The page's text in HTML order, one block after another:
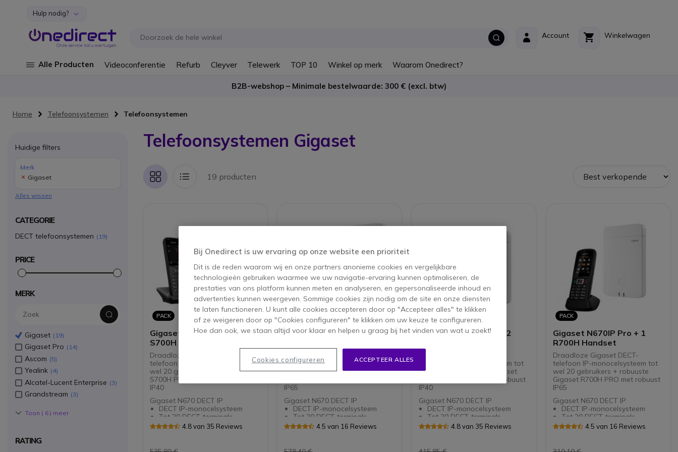
Ga naar de inhoud
Hulp nodig?
Winkelwagen
Account
Alle Producten Videoconferentie Refurb Cleyver Telewerk TOP 10 Winkel op merk Waarom Onedirect?
B2B-webshop – Minimale bestelwaarde: 300 € (excl. btw)
Home Telefoonsystemen Telefoonsystemen
Telefoonsystemen Gigaset
Foto- Lijst 19 producten
PACK
Gigaset N670IP Pro + 3
S700H Handsets
Draadloze Gigaset DECT-
telefoon IP-monocelsysteem tot
wel 20 gebruikers + 3 Gigaset
S700H Pro Bluetooth en robuust
IP40
Gigaset N670 DECT IP
DECT IP-monocelsysteem
Tot 20 DECT-terminals
Tot 8 gelijktijdige
applicaties en gegevens
4.8 van 35 Reviews
Gigaset N670IP Pro + 3
Draadloze Gigaset DECT-
telefoon IP-monocelsysteem tot
wel 20 gebruikers + 3 robuuste
IP65
Gigaset N670 DECT IP
DECT IP-monocelsysteem
Tot 20 DECT-terminals
Tot 8 gelijktijdige
applicaties en gegevens
4.5 van 16 Reviews
Gigaset N670IP Pro + 2
telefoon IP-monocelsysteem tot
wel 20 gebruikers + 2 Gigaset
S700H Pro Bluetooth en robuust
IP40
Gigaset N670 DECT IP
DECT IP-monocelsysteem
Tot 20 DECT-terminals
Tot 8 gelijktijdige
applicaties en gegevens
4.8 van 35 Reviews
PACK
Gigaset N670IP Pro + 1
R700H Handset
Draadloze Gigaset DECT-
telefoon IP-monocelsysteem tot
wel 20 gebruikers + robuuste
Gigaset R700H PRO met robuust
IP65
Gigaset N670 DECT IP
DECT IP-monocelsysteem
Tot 20 DECT-terminals
Tot 8 gelijktijdige
applicaties en gegevens
4.5 van 16 Reviews
Huidige filters
Merk
Gigaset
Alles wissen
CATEGORIE
DECT telefoonsystemen 19
PRICE
MERK
Gigaset 19
Gigaset Pro 14
Ascom 5
Yealink 4
Alcatel-Lucent Enterprise 3
Grandstream 3
Toon ( 6 ) meer
RATING
Bij Onedirect is uw ervaring op onze website een prioriteit
Dit is de reden waarom wij en onze partners anonieme cookies en vergelijkbare
technologieën gebruiken waarmee we uw navigatie-ervaring kunnen optimaliseren, de
prestaties van ons platform kunnen meten en analyseren, en gepersonaliseerde inhoud en
advertenties kunnen weergeven. Sommige cookies zijn nodig om de site en onze diensten
te laten functioneren. U kunt alle cookies accepteren door op "Accepteer alles" te klikken
of ze weigeren door op "Cookies configureren" te klikken om uw keuze te configureren.
Hoe dan ook, we staan altijd voor klaar en helpen u graag bij het vinden van wat u zoekt!
ACCEPTEER ALLES
Cookies configureren